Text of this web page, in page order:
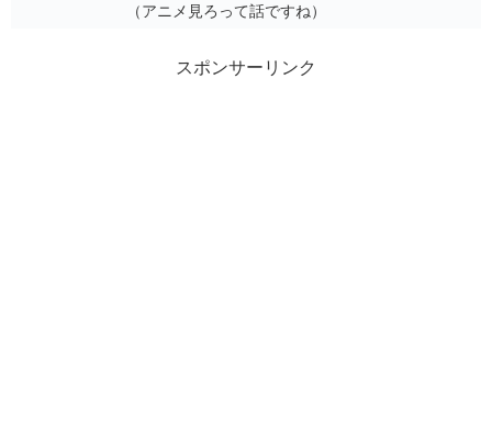
（アニメ見ろって話ですね）
スポンサーリンク